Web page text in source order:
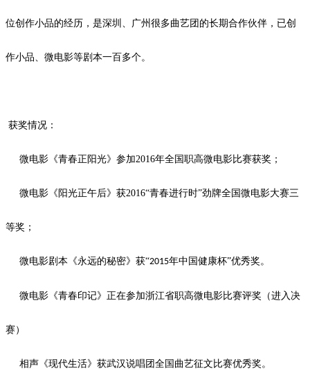
位创作小品的经历，是深圳、广州很多曲艺团的长期合作伙伴，已创
作小品、微电影等剧本一百多个。
获奖情况：
微电影《青春正阳光》参加2016年全国职高微电影比赛获奖；
微电影《阳光正午后》获2016“青春进行时”劲牌全国微电影大赛三
等奖；
微电影剧本《永远的秘密》获“2015年中国健康杯”优秀奖。
微电影《青春印记》正在参加浙江省职高微电影比赛评奖（进入决
赛）
相声《现代生活》获武汉说唱团全国曲艺征文比赛优秀奖。